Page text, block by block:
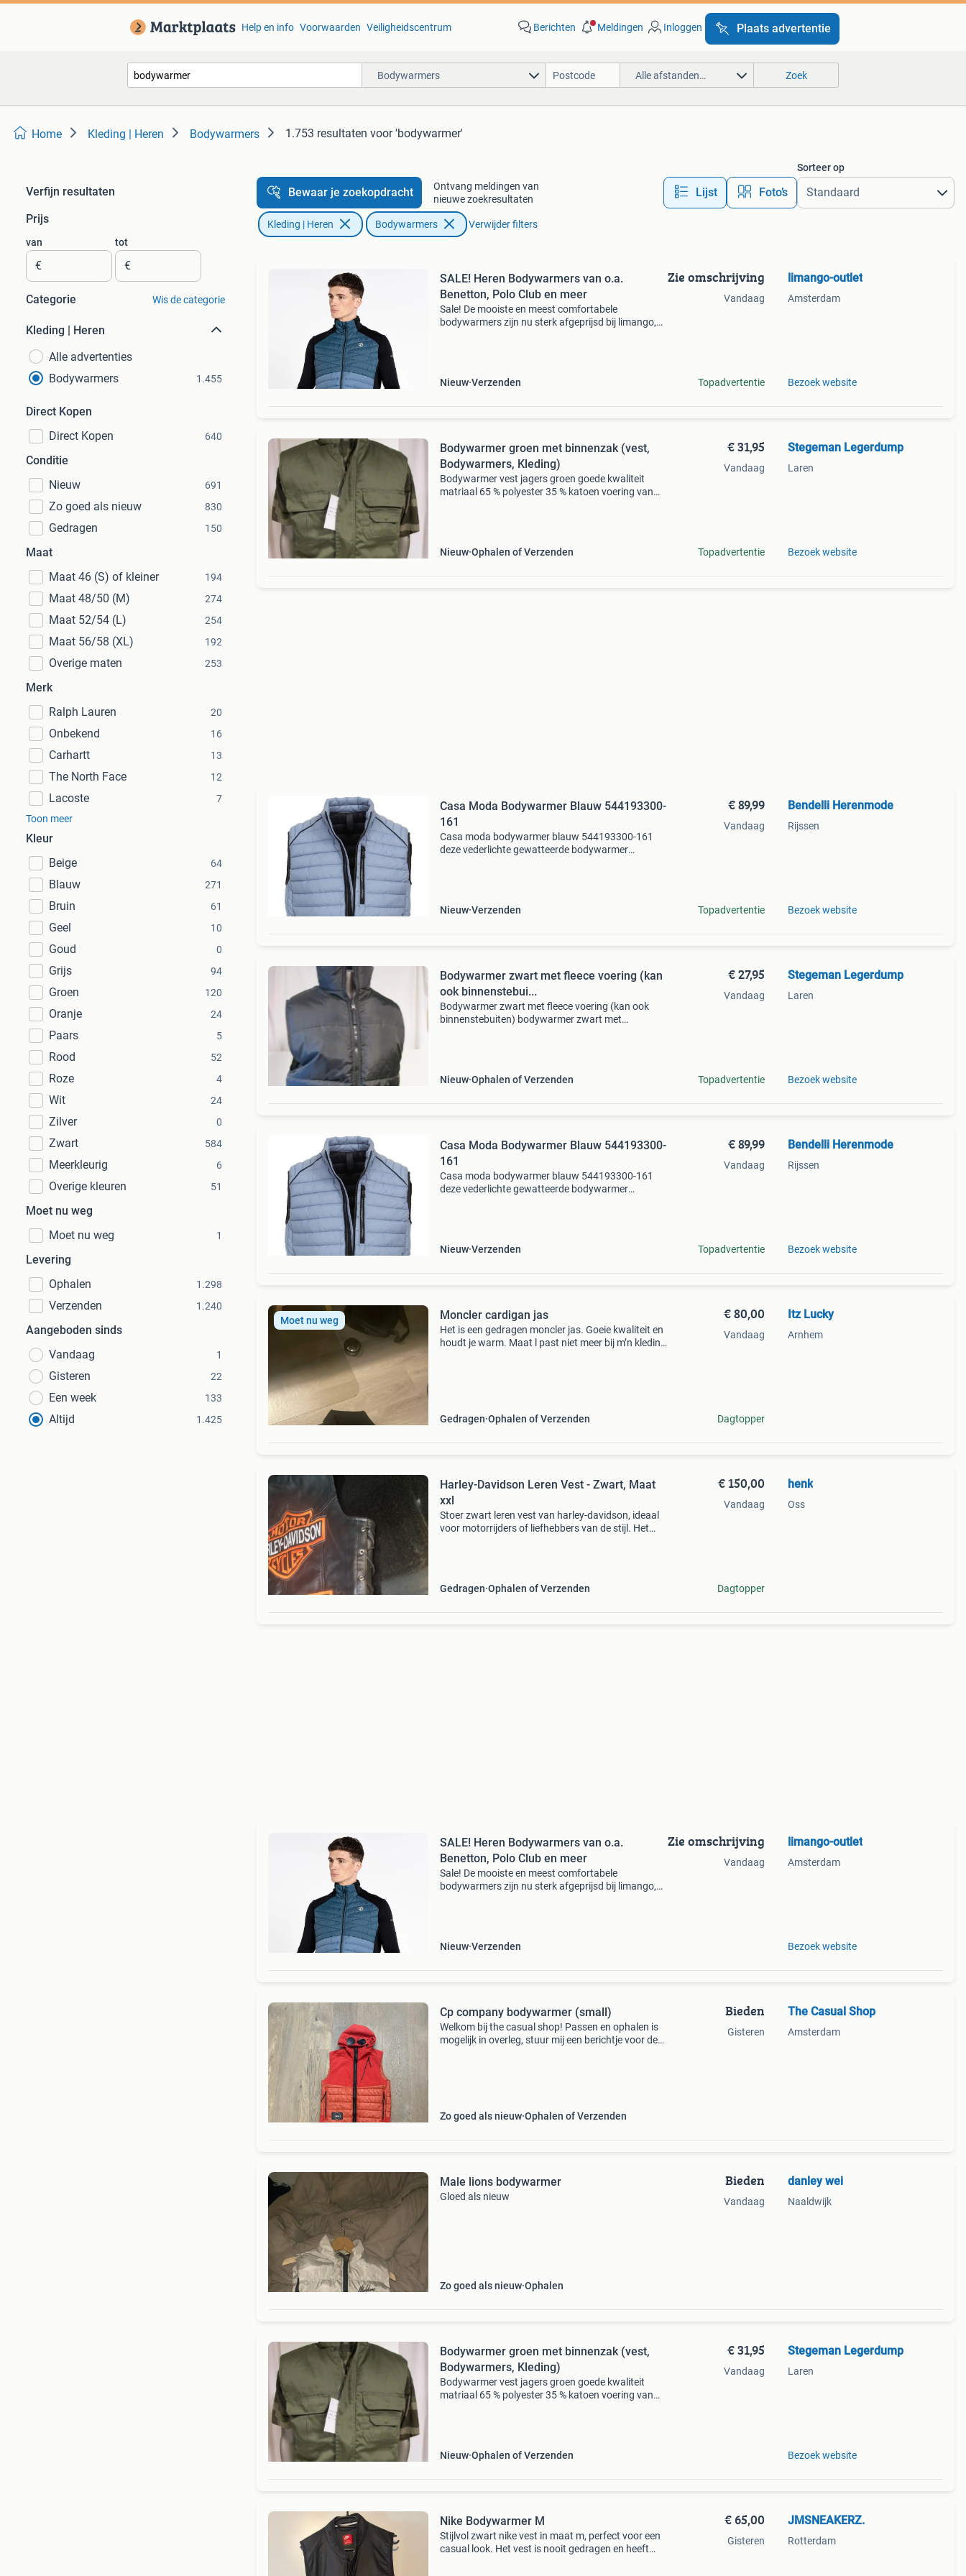
Help en info Voorwaarden Veiligheidscentrum Berichten Meldingen Inloggen Plaats advertentie
Bodywarmers Alle afstanden… Zoek
Home Kleding | Heren Bodywarmers 1.753 resultaten voor 'bodywarmer'
Verfijn resultaten
Prijs
van
€
tot
€
Categorie Wis de categorie
Kleding | Heren
Alle advertenties
Bodywarmers
1.455
Direct Kopen
Direct Kopen
640
Conditie
Nieuw
691
Zo goed als nieuw 830
Gedragen 150
Maat
Maat 46 (S) of kleiner
194
Maat 48/50 (M) 274
Maat 52/54 (L) 254
Maat 56/58 (XL) 192
Overige maten 253
Merk
Ralph Lauren
20
Onbekend 16
Carhartt 13
The North Face 12
Lacoste
7
Toon meer
Kleur
Beige
64
Blauw 271
Bruin 61
Geel 10
Goud 0
Grijs 94
Groen 120
Oranje 24
Paars 5
Rood 52
Roze 4
Wit 24
Zilver 0
Zwart 584
Meerkleurig 6
Overige kleuren 51
Moet nu weg
Moet nu weg
1
Levering
Ophalen
1.298
Verzenden 1.240
Aangeboden sinds
Vandaag
1
Gisteren 22
Een week 133
Altijd 1.425
Bewaar je zoekopdracht
Ontvang meldingen van
nieuwe zoekresultaten
Lijst Foto’s
Sorteer op
Kleding | Heren Bodywarmers Verwijder filters
SALE! Heren Bodywarmers van o.a.
Benetton, Polo Club en meer
Sale! De mooiste en meest comfortabele
bodywarmers zijn nu sterk afgeprijsd bij limango,
Nieuw Verzenden
Zie omschrijving
Vandaag
Topadvertentie
limango-outlet
Amsterdam
Bezoek website
Bodywarmer groen met binnenzak (vest,
Bodywarmers, Kleding)
Bodywarmer vest jagers groen goede kwaliteit
matriaal 65 % polyester 35 % katoen voering van
Nieuw Ophalen of Verzenden
€ 31,95
Vandaag
Topadvertentie
Stegeman Legerdump
Laren
Bezoek website
Casa Moda Bodywarmer Blauw 544193300-
161
Casa moda bodywarmer blauw 544193300-161
deze vederlichte gewatteerde bodywarmer
Nieuw Verzenden
€ 89,99
Vandaag
Topadvertentie
Bendelli Herenmode
Rijssen
Bezoek website
Bodywarmer zwart met fleece voering (kan
ook binnenstebui...
Bodywarmer zwart met fleece voering (kan ook
binnenstebuiten) bodywarmer zwart met
Nieuw Ophalen of Verzenden
€ 27,95
Vandaag
Topadvertentie
Stegeman Legerdump
Laren
Bezoek website
Casa Moda Bodywarmer Blauw 544193300-
161
Casa moda bodywarmer blauw 544193300-161
deze vederlichte gewatteerde bodywarmer
Nieuw Verzenden
€ 89,99
Vandaag
Topadvertentie
Bendelli Herenmode
Rijssen
Bezoek website
Moet nu weg Moncler cardigan jas
Het is een gedragen moncler jas. Goeie kwaliteit en
houdt je warm. Maat l past niet meer bij m’n kleding
Gedragen Ophalen of Verzenden
€ 80,00
Vandaag
Dagtopper
Itz Lucky
Arnhem
Harley-Davidson Leren Vest - Zwart, Maat
xxl
Stoer zwart leren vest van harley-davidson, ideaal
voor motorrijders of liefhebbers van de stijl. Het
Gedragen Ophalen of Verzenden
€ 150,00
Vandaag
Dagtopper
henk
Oss
SALE! Heren Bodywarmers van o.a.
Benetton, Polo Club en meer
Sale! De mooiste en meest comfortabele
bodywarmers zijn nu sterk afgeprijsd bij limango,
Nieuw Verzenden
Zie omschrijving
Vandaag
limango-outlet
Amsterdam
Bezoek website
Cp company bodywarmer (small)
Welkom bij the casual shop! Passen en ophalen is
mogelijk in overleg, stuur mij een berichtje voor de
Zo goed als nieuw Ophalen of Verzenden
Bieden
Gisteren
The Casual Shop
Amsterdam
Male lions bodywarmer
Gloed als nieuw
Zo goed als nieuw Ophalen
Bieden
Vandaag
danley wei
Naaldwijk
Bodywarmer groen met binnenzak (vest,
Bodywarmers, Kleding)
Bodywarmer vest jagers groen goede kwaliteit
matriaal 65 % polyester 35 % katoen voering van
Nieuw Ophalen of Verzenden
€ 31,95
Vandaag
Stegeman Legerdump
Laren
Bezoek website
Nike Bodywarmer M
Stijlvol zwart nike vest in maat m, perfect voor een
casual look. Het vest is nooit gedragen en heeft
€ 65,00
Gisteren
JMSNEAKERZ.
Rotterdam